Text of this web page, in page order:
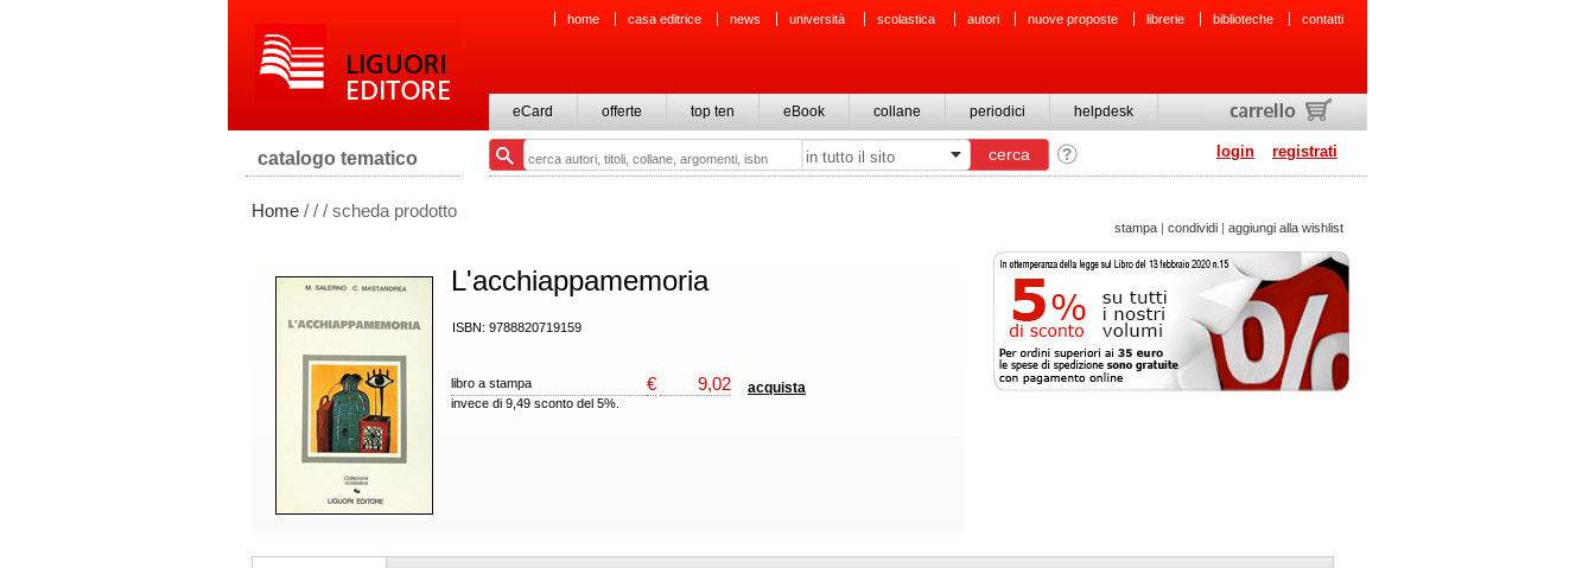
home casa editrice news università scolastica autori nuove proposte librerie biblioteche contatti
eCard offerte top ten eBook collane periodici helpdesk
login registrati
catalogo tematico
Home / / / scheda prodotto
stampa | condividi | aggiungi alla wishlist
L'acchiappamemoria
ISBN: 9788820719159
libro a stampa € 9,02 acquista
invece di 9,49 sconto del 5%.